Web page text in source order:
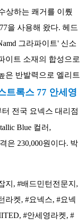
상하는 쾌거를 이뤘
을 사용해 왔다. 헤드
그라파이트' 신소
이트 소재의 합성으로
은 반발력으로 엘리트
트록스 77 안세영
전국 요넥스 대리점
Blue 컬러,
은 230,000원이다. 박
지, #배드민턴전문지,
라켓, #요넥스, #요넥
#안세영라켓, #